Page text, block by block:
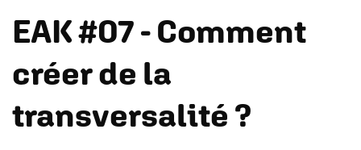
EAK #07 - Comment
créer de la
transversalité ?